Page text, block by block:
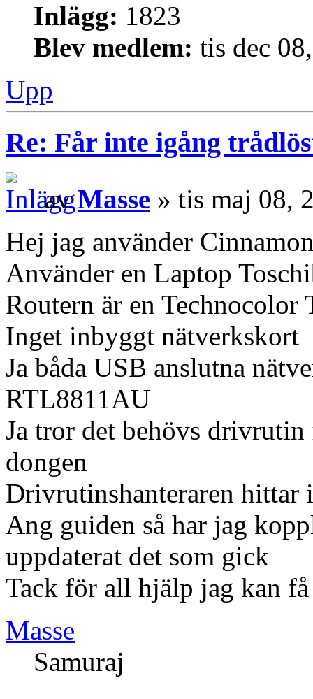
Inlägg: 1823
Blev medlem: tis dec
Upp
Re: Får inte igång
avMasse » tis maj 08,
Hej jag använder
Använder en Laptop
Routern är en Technocolor
Inget inbyggt nätverkskort
Ja båda USB anslutna
RTL8811AU
Ja tror det behövs
dongen
Drivrutinshanteraren hittar
Ang guiden så har jag
uppdaterat det som gick
Tack för all hjälp jag kan få
Masse
Samuraj